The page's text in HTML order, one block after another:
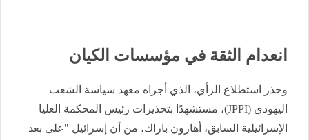
انعدام الثقة في مؤسسات الكيان
وحذر استطلاع الرأي، الذي أجراه معهد سياسة الشعب
اليهودي (JPPI)، مستشهدًا بتحذيرات رئيس المحكمة العليا
الإسرائيلية السابق، أهارون باراك، من أن إسرائيل "على بعد